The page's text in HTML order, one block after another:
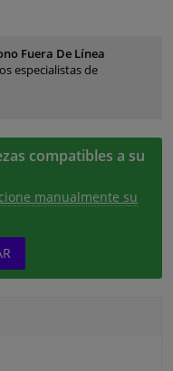
Fuera De Línea
especialistas de
compatibles a su
manualmente su